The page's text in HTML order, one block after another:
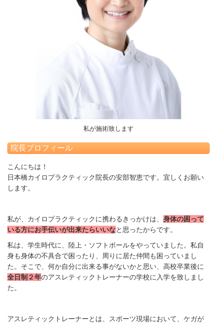
私が施術致します
院長プロフィール
こんにちは！
日本橋カイロプラクティック院長の安部智恵です。宜しくお願い
します。
私が、カイロプラクティックに携わるきっかけは、 身体の困って
いる方にお手伝いが出来たらいいなと思ったからです。
私は、学生時代に、陸上・ソフトボールをやっていました。私自
身も身体の不具合で困ったり、周りに居た仲間も困っていまし
た。そこで、何か自分に出来る事がないかと思い、高校卒業後に
全日制２年のアスレティックトレーナーの学校に入学を致しまし
た。
アスレティックトレーナーとは、スポーツ現場において、ケガが